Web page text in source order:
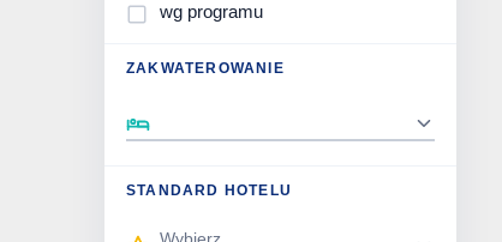
wg programu
ZAKWATEROWANIE
STANDARD HOTELU